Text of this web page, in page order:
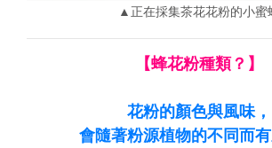
▲正在採集茶花花粉的小蜜
【蜂花粉種類？】
花粉的顏色與風味，
會隨著粉源植物的不同而有